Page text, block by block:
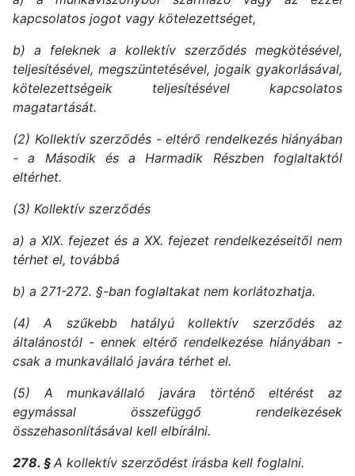
kapcsolatos jogot vagy kötelezettséget,
b) a feleknek a kollektív szerződés megkötésével,
teljesítésével, megszüntetésével, jogaik gyakorlásával,
kötelezettségeik teljesítésével kapcsolatos
magatartását.
(2) Kollektív szerződés - eltérő rendelkezés hiányában
- a Második és a Harmadik Részben foglaltaktól
eltérhet.
(3) Kollektív szerződés
a) a XIX. fejezet és a XX. fejezet rendelkezéseitől nem
térhet el, továbbá
b) a 271-272. §-ban foglaltakat nem korlátozhatja.
(4) A szűkebb hatályú kollektív szerződés az
általánostól - ennek eltérő rendelkezése hiányában -
csak a munkavállaló javára térhet el.
(5) A munkavállaló javára történő eltérést az
egymással összefüggő rendelkezések
összehasonlításával kell elbírálni.
278. § A kollektív szerződést írásba kell foglalni.